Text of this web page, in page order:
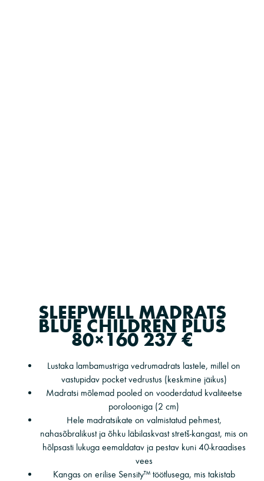
SLEEPWELL MADRATS
BLUE CHILDREN PLUS
80×160 237 €
Lustaka lambamustriga vedrumadrats lastele, millel on
vastupidav pocket vedrustus (keskmine jäikus)
Madratsi mõlemad pooled on vooderdatud kvaliteetse
porolooniga (2 cm)
Hele madratsikate on valmistatud pehmest,
nahasõbralikust ja õhku läbilaskvast stretš-kangast, mis on
hõlpsasti lukuga eemaldatav ja pestav kuni 40-kraadises
vees
Kangas on erilise Sensity™ töötlusega, mis takistab